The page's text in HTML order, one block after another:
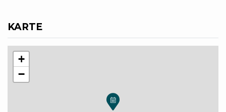
KARTE
+
−